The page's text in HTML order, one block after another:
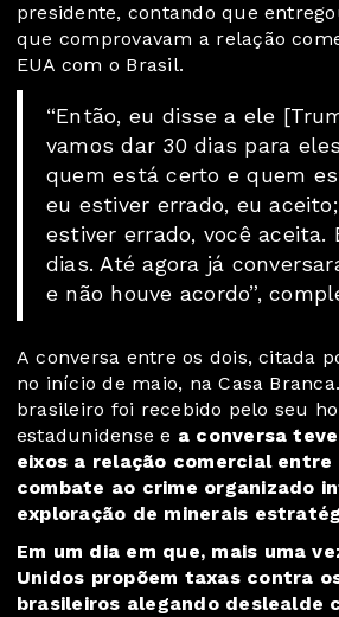
presidente, contando que
que comprovavam a relação
EUA com o Brasil.
“Então, eu disse a ele
vamos dar 30 dias para
quem está certo e quem
eu estiver errado, eu
estiver errado, você aceita.
dias. Até agora já
e não houve acordo”,
Aconversa entre os dois, citada
no início de maio, na Casa
brasileiro foi recebido pelo seu
estadunidense e a conversa
eixos a relação comercial entre
combate ao crime organizado
exploração de minerais
Em um dia em que, mais uma
Unidos propõem taxas contra
brasileiros alegando deslealde